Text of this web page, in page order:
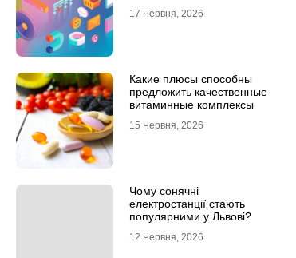
17 Червня, 2026
Какие плюсы способны
предложить качественные
витаминные комплексы
15 Червня, 2026
Чому сонячні
електростанції стають
популярними у Львові?
12 Червня, 2026